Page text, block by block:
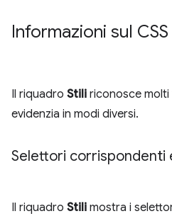
Informazioni sul
Il riquadro Stili riconosce molti
evidenzia in modi diversi.
Selettori corrispondenti
Il riquadro Stili mostra i